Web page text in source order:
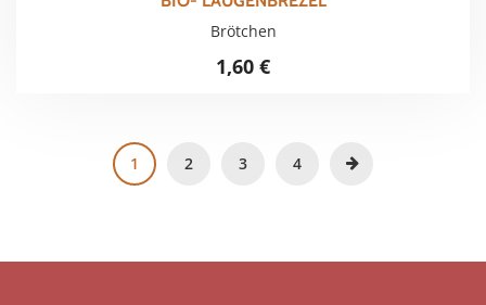
Brötchen
1,60 €
1 2 3 4